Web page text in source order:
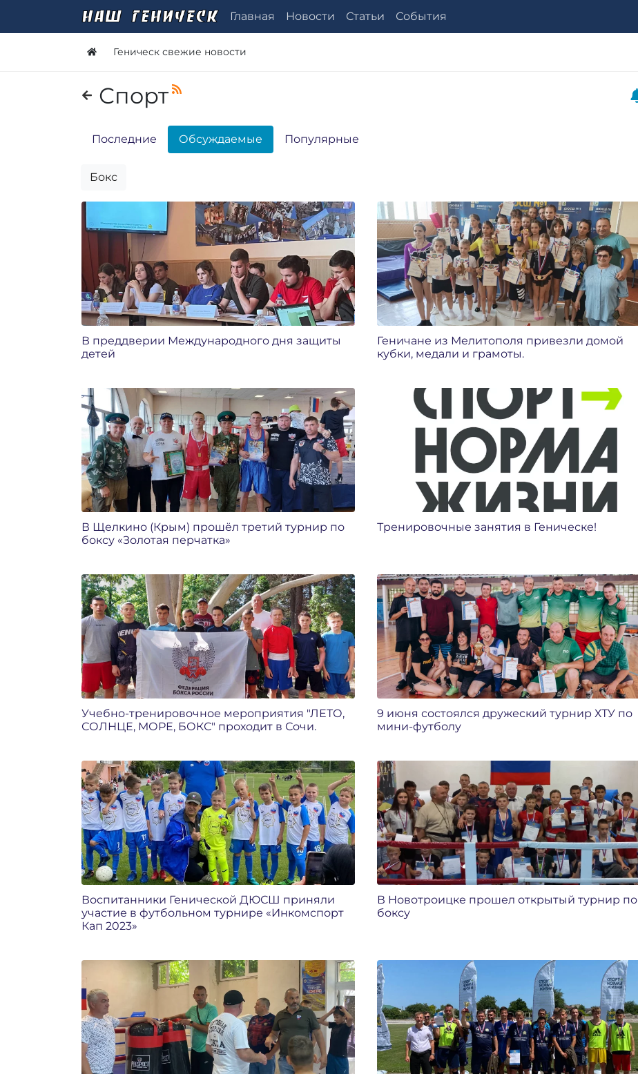
Главная Новости Статьи События
Геническ свежие новости
Спорт
Последние Обсуждаемые Популярные
Бокс
В преддверии Международного дня защиты
детей
Геничане из Мелитополя привезли домой
кубки, медали и грамоты.
В Щелкино (Крым) прошёл третий турнир по
боксу «Золотая перчатка»
Тренировочные занятия в Геническе!
Учебно-тренировочное мероприятия "ЛЕТО,
СОЛНЦЕ, МОРЕ, БОКС" проходит в Сочи.
9 июня состоялся дружеский турнир ХТУ по
мини-футболу
Воспитанники Генической ДЮСШ приняли
участие в футбольном турнире «Инкомспорт
Кап 2023»
В Новотроицке прошел открытый турнир по
боксу